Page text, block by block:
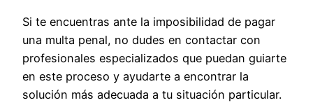
Si te encuentras ante la imposibilidad de pagar
una multa penal, no dudes en contactar con
profesionales especializados que puedan guiarte
en este proceso y ayudarte a encontrar la
solución más adecuada a tu situación particular.